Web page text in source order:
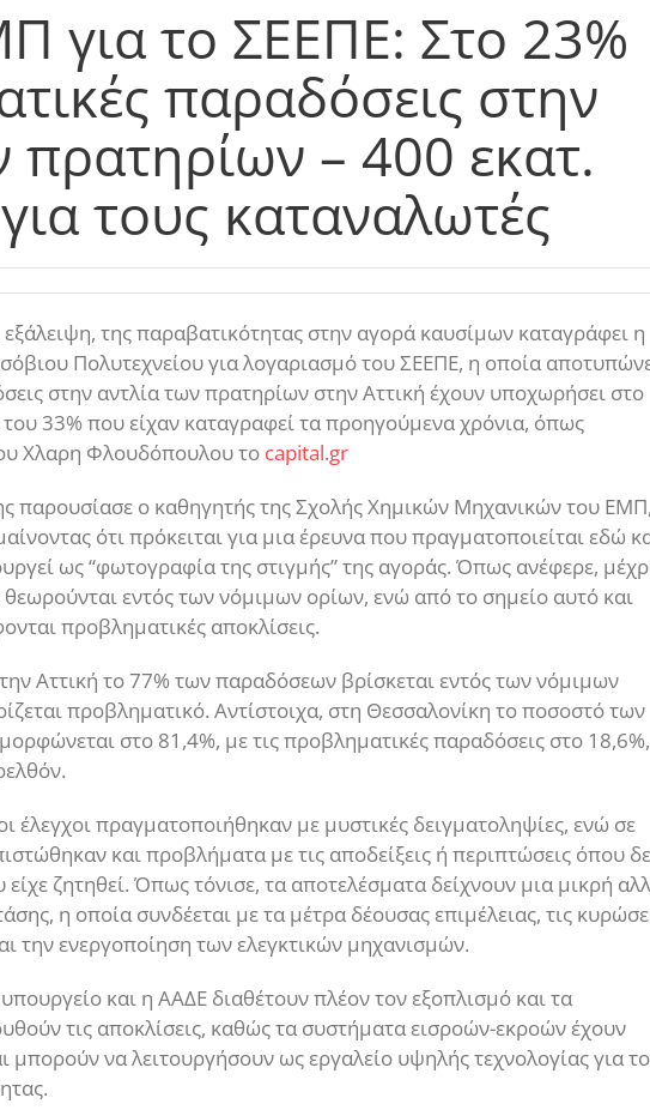
για το ΣΕΕΠΕ: Στο 23%
παραδόσεις στην
πρατηρίων – 400 εκατ.
τους καταναλωτές
της παραβατικότητας στην αγορά καυσίμων καταγράφει η
Πολυτεχνείου για λογαριασμό του ΣΕΕΠΕ, η οποία
στην αντλία των πρατηρίων στην Αττική έχουν υποχωρήσει στο
33% που είχαν καταγραφεί τα προηγούμενα χρόνια, όπως
Χλαρη Φλουδόπουλου το capital.gr
παρουσίασε ο καθηγητής της Σχολής Χημικών Μηχανικών του ΕΜΠ,
ότι πρόκειται για μια έρευνα που πραγματοποιείται εδώ
ως “φωτογραφία της στιγμής” της αγοράς. Όπως ανέφερε,
εντός των νόμιμων ορίων, ενώ από το σημείο αυτό και
προβληματικές αποκλίσεις.
Αττική το 77% των παραδόσεων βρίσκεται εντός των νόμιμων
προβληματικό. Αντίστοιχα, στη Θεσσαλονίκη το ποσοστό των
στο 81,4%, με τις προβληματικές παραδόσεις στο 18,6%,
έλεγχοι πραγματοποιήθηκαν με μυστικές δειγματοληψίες, ενώ σε
και προβλήματα με τις αποδείξεις ή περιπτώσεις όπου
ζητηθεί. Όπως τόνισε, τα αποτελέσματα δείχνουν μια μικρή
η οποία συνδέεται με τα μέτρα δέουσας επιμέλειας, τις
την ενεργοποίηση των ελεγκτικών μηχανισμών.
και η ΑΑΔΕ διαθέτουν πλέον τον εξοπλισμό και τα
τις αποκλίσεις, καθώς τα συστήματα εισροών-εκροών έχουν
μπορούν να λειτουργήσουν ως εργαλείο υψηλής τεχνολογίας για